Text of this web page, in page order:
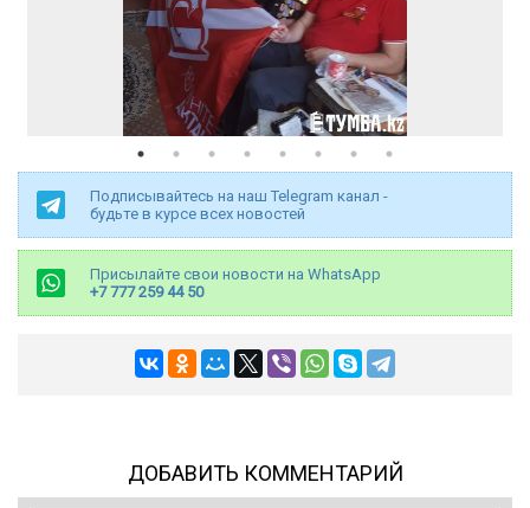
Подписывайтесь на наш Telegram канал -
будьте в курсе всех новостей
Присылайте свои новости на WhatsApp
+7 777 259 44 50
ДОБАВИТЬ КОММЕНТАРИЙ